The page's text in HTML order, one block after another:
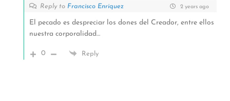
Reply to Francisco Enriquez 2 years ago
El pecado es despreciar los dones del Creador, entre ellos
nuestra corporalidad…
0 Reply